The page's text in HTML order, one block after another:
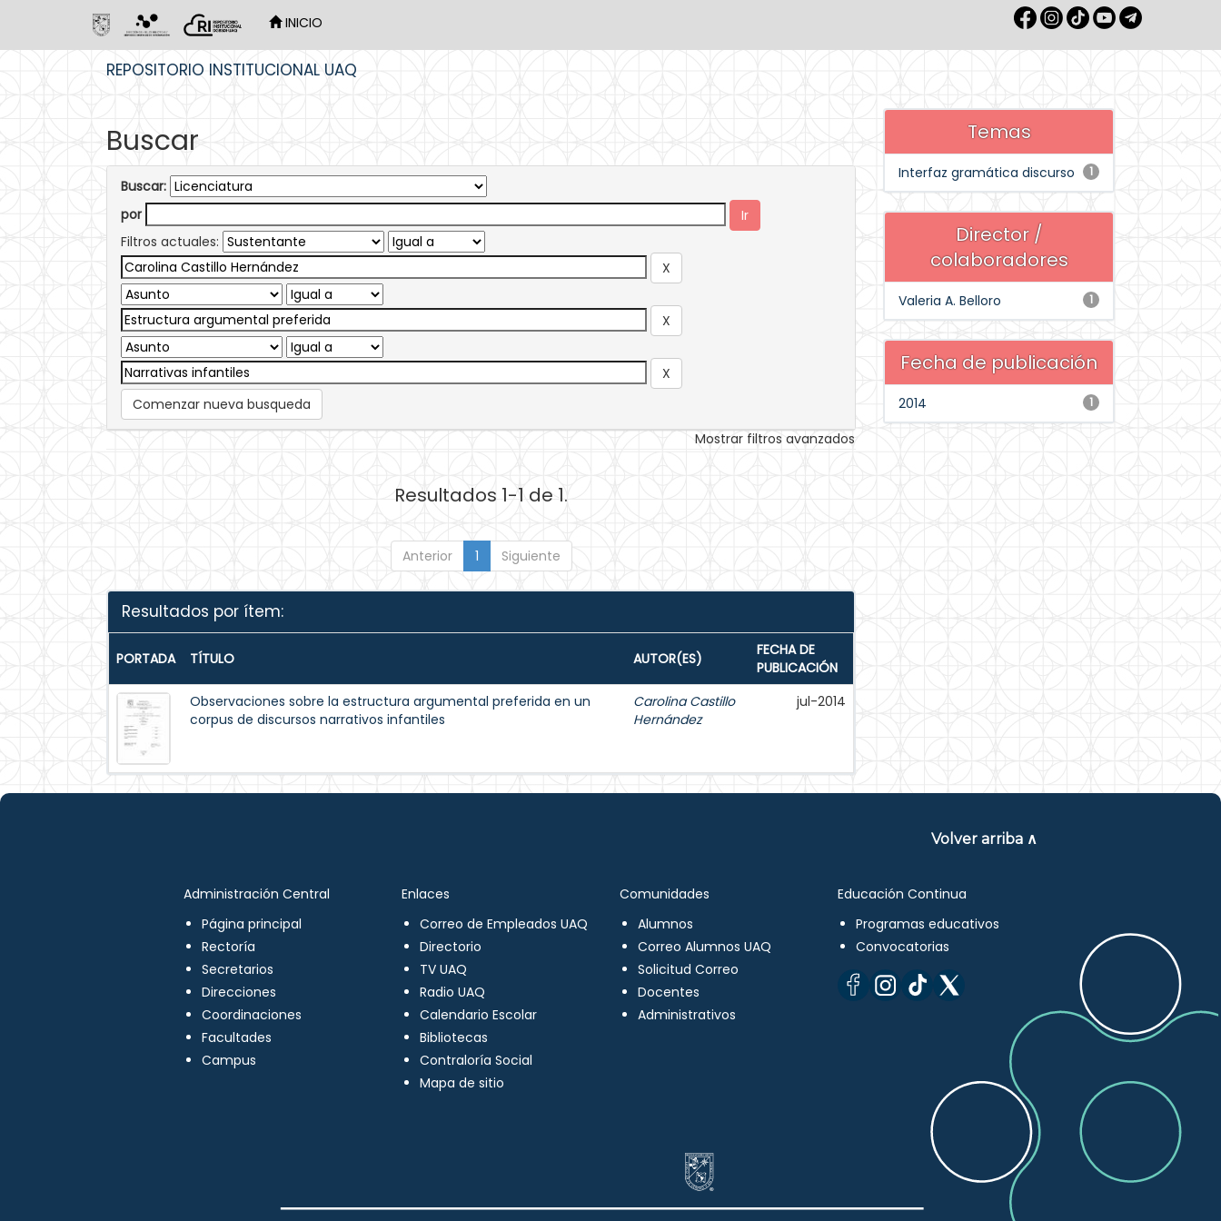
INICIO
REPOSITORIO INSTITUCIONAL UAQ
Buscar
Buscar:
por
Filtros actuales:
Comenzar nueva busqueda
Mostrar filtros avanzados
Resultados 1-1 de 1.
Anterior 1 Siguiente
Resultados por ítem:
PORTADA TÍTULO AUTOR(ES)
FECHA DE
PUBLICACIÓN
Observaciones sobre la estructura argumental preferida en un
corpus de discursos narrativos infantiles
Carolina Castillo
Hernández
jul-2014
Temas
1
Interfaz gramática discurso
Director /
colaboradores
1
Valeria A. Belloro
Fecha de publicación
1
2014
Volver arriba ∧
Administración Central
Página principal
Rectoría
Secretarios
Direcciones
Coordinaciones
Facultades
Campus
Enlaces
Correo de Empleados UAQ
Directorio
TV UAQ
Radio UAQ
Calendario Escolar
Bibliotecas
Contraloría Social
Mapa de sitio
Comunidades
Alumnos
Correo Alumnos UAQ
Solicitud Correo
Docentes
Administrativos
Educación Continua
Programas educativos
Convocatorias